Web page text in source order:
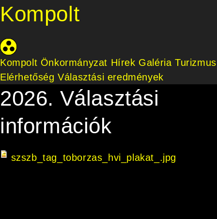
Kompolt
Kompolt Önkormányzat Hírek Galéria Turizmus
Elérhetőség Választási eredmények
2026. Választási
információk
szszb_tag_toborzas_hvi_plakat_.jpg